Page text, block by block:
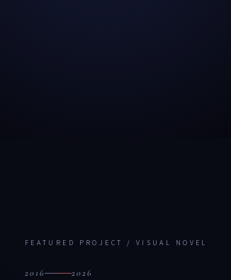
FEATURED PROJECT / VISUAL NOVEL
2016 2026